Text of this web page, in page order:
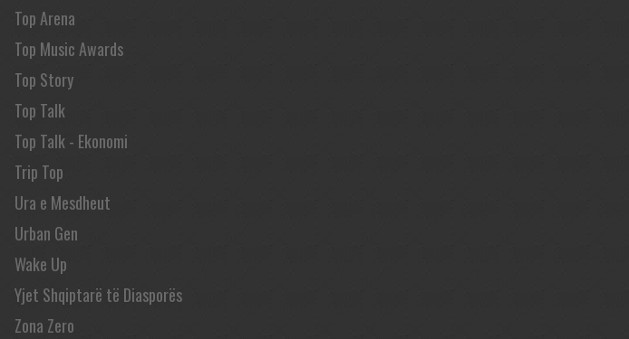
Top Arena
Top Music Awards
Top Story
Top Talk
Top Talk - Ekonomi
Trip Top
Ura e Mesdheut
Urban Gen
Wake Up
Yjet Shqiptarë të Diasporës
Zona Zero